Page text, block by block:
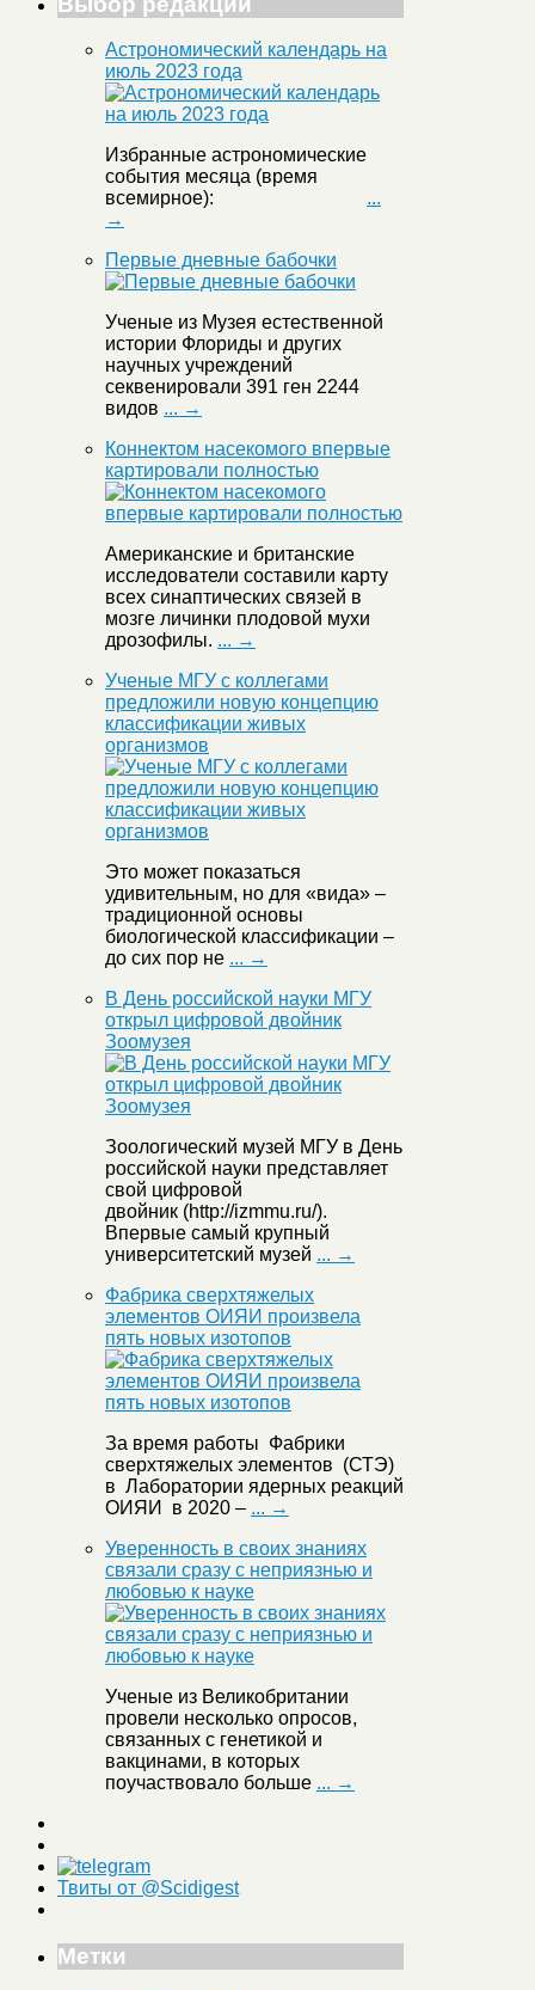
Астрономический календарь на
июль 2023 года
Избранные астрономические
события месяца (время
всемирное): ...
→
Первые дневные бабочки
Ученые из Музея естественной
истории Флориды и других
научных учреждений
секвенировали 391 ген 2244
видов ... →
Коннектом насекомого впервые
картировали полностью
Американские и британские
исследователи составили карту
всех синаптических связей в
мозге личинки плодовой мухи
дрозофилы. ... →
Ученые МГУ с коллегами
предложили новую концепцию
классификации живых
организмов
Это может показаться
удивительным, но для «вида» –
традиционной основы
биологической классификации –
до сих пор не ... →
В День российской науки МГУ
открыл цифровой двойник
Зоомузея
Зоологический музей МГУ в День
российской науки представляет
свой цифровой
двойник (http://izmmu.ru/).
Впервые самый крупный
университетский музей ... →
Фабрика сверхтяжелых
элементов ОИЯИ произвела
пять новых изотопов
За время работы Фабрики
сверхтяжелых элементов (СТЭ)
в Лаборатории ядерных реакций
ОИЯИ в 2020 – ... →
Уверенность в своих знаниях
связали сразу с неприязнью и
любовью к науке
Ученые из Великобритании
провели несколько опросов,
связанных с генетикой и
вакцинами, в которых
поучаствовало больше ... →
Твиты от @Scidigest
Метки